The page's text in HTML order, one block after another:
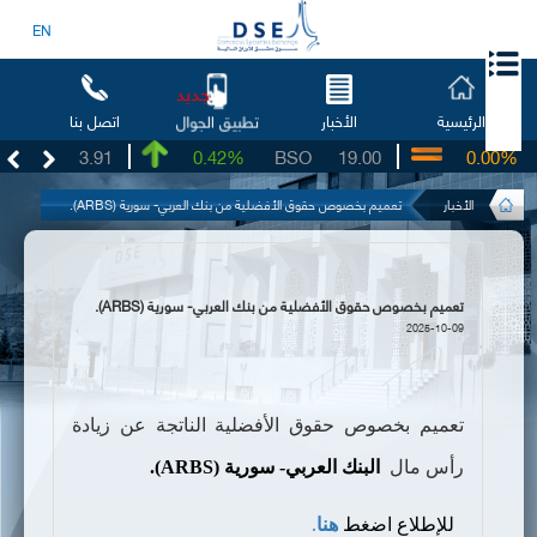
EN
الرئيسية الأخبار تطبيق الجوال
جديد
اتصل بنا
3.91
UG 19.00
BSO
0.42% 0.00%
الأخبار تعميم بخصوص حقوق الأفضلية من بنك العربي- سورية (ARBS).
تعميم بخصوص حقوق الأفضلية من بنك العربي- سورية (ARBS).
2025-10-09
تعميم بخصوص حقوق الأفضلية الناتجة عن زيادة
رأس مال البنك العربي- سورية (ARBS
)
.
للإطلاع اضغط هنا.